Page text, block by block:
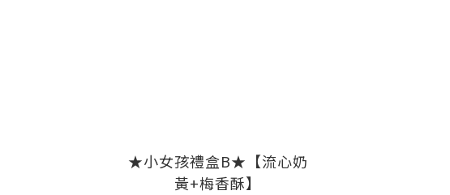
★小女孩禮盒B★【流心奶
黃+梅香酥】